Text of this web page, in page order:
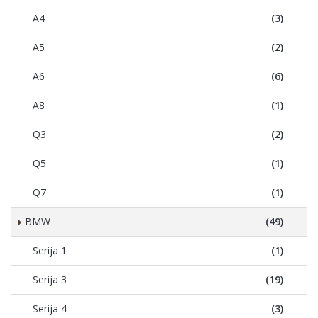
A4 (3)
A5 (2)
A6 (6)
A8 (1)
Q3 (2)
Q5 (1)
Q7 (1)
BMW (49)
Serija 1 (1)
Serija 3 (19)
Serija 4 (3)